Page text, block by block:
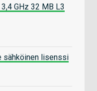
GHz 32 MB L3
sähköinen lisenssi